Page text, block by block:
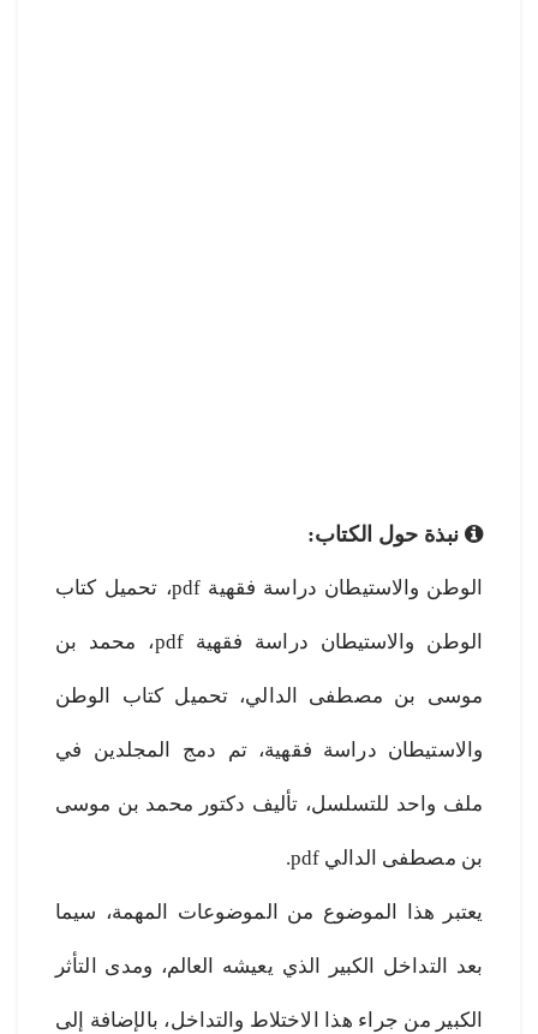
نبذة حول الكتاب:
الوطن والاستيطان دراسة فقهية pdf، تحميل كتاب
الوطن والاستيطان دراسة فقهية pdf، محمد بن
موسى بن مصطفى الدالي، تحميل كتاب الوطن
والاستيطان دراسة فقهية، تم دمج المجلدين في
ملف واحد للتسلسل، تأليف دكتور محمد بن موسى
بن مصطفى الدالي pdf.
يعتبر هذا الموضوع من الموضوعات المهمة، سيما
بعد التداخل الكبير الذي يعيشه العالم، ومدى التأثر
الكبير من جراء هذا الاختلاط والتداخل، بالإضافة إلى